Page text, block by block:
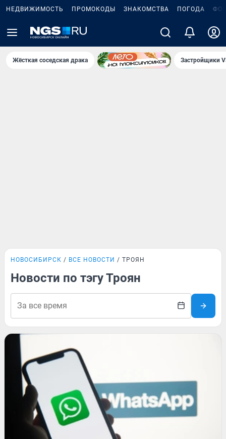
НЕДВИЖИМОСТЬ ПРОМОКОДЫ ЗНАКОМСТВА ПОГОДА
Жёсткая соседская драка Застройщики
НОВОСИБИРСК ВСЕ НОВОСТИ ТРОЯН
Новости по тэгу Троян